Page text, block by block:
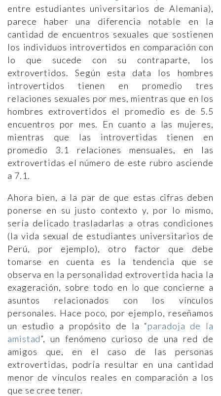
entre estudiantes universitarios de Alemania),
parece haber una diferencia notable en la
cantidad de encuentros sexuales que sostienen
los individuos introvertidos en comparación con
lo que sucede con su contraparte, los
extrovertidos. Según esta data los hombres
introvertidos tienen en promedio tres
relaciones sexuales por mes, mientras que en los
hombres extrovertidos el promedio es de 5.5
encuentros por mes. En cuanto a las mujeres,
mientras que las introvertidas tienen en
promedio 3.1 relaciones mensuales, en las
extrovertidas el número de este rubro asciende
a 7.1.
Ahora bien, a la par de que estas cifras deben
ponerse en su justo contexto y, por lo mismo,
sería delicado trasladarlas a otras condiciones
(la vida sexual de estudiantes universitarios de
Perú, por ejemplo), otro factor que debe
tomarse en cuenta es la tendencia que se
observa en la personalidad extrovertida hacia la
exageración, sobre todo en lo que concierne a
asuntos relacionados con los vínculos
personales. Hace poco, por ejemplo, reseñamos
un estudio a propósito de la “paradoja de la
amistad”, un fenómeno curioso de una red de
amigos que, en el caso de las personas
extrovertidas, podría resultar en una cantidad
menor de vínculos reales en comparación a los
que se cree tener.